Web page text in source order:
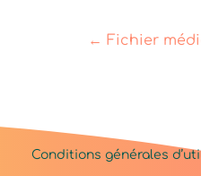
← Fichier
Conditions générales